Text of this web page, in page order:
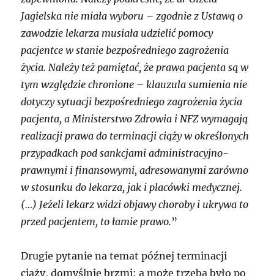
Jagielska nie miała wyboru – zgodnie z Ustawą o
zawodzie lekarza musiała udzielić pomocy
pacjentce w stanie bezpośredniego zagrożenia
życia. Należy też pamiętać, że prawa pacjenta są w
tym względzie chronione – klauzula sumienia nie
dotyczy sytuacji bezpośredniego zagrożenia życia
pacjenta, a Ministerstwo Zdrowia i NFZ wymagają
realizacji prawa do terminacji ciąży w określonych
przypadkach pod sankcjami administracyjno-
prawnymi i finansowymi, adresowanymi zarówno
w stosunku do lekarza, jak i placówki medycznej.
(…) Jeżeli lekarz widzi objawy choroby i ukrywa to
przed pacjentem, to łamie prawo.”
Drugie pytanie na temat późnej terminacji
ciąży, domyślnie brzmi: a może trzeba było po